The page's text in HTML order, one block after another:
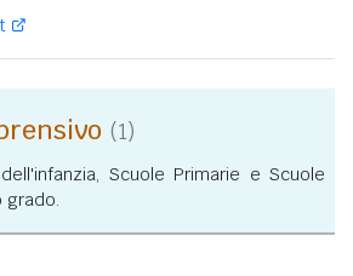
(1)
Scuole Primarie e Scuole
grado.